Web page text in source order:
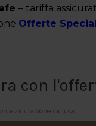
– tariffa
Offerte
con
assicurazione inclusa